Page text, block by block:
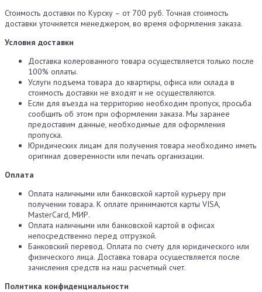
Стоимость доставки по Курску – от 700 руб. Точная стоимость
доставки уточняется менеджером, во время оформления заказа.
Условия доставки
Доставка колерованного товара осуществляется только после
100% оплаты.
Услуги подъема товара до квартиры, офиса или склада в
стоимость доставки не входят и не осуществляются.
Если для въезда на территорию необходим пропуск, просьба
сообщить об этом при оформлении заказа. Мы заранее
предоставим данные, необходимые для оформления
пропуска.
Юридических лицам для получения товара необходимо иметь
оригинал доверенности или печать организации.
Оплата
Оплата наличными или банковской картой курьеру при
получении товара. К оплате принимаются карты VISA,
MasterCard, МИР.
Оплата наличными или банковской картой в офисах
непосредственно перед отгрузкой.
Банковский перевод. Оплата по счету для юридического или
физического лица. Доставка товара осуществляется после
зачисления средств на наш расчетный счет.
Политика конфиденциальности